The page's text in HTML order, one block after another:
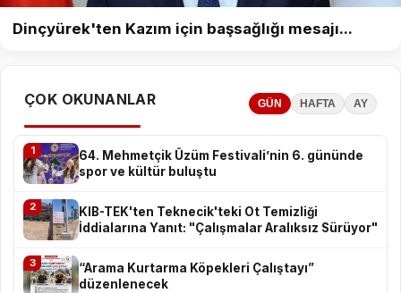
Dinçyürek'ten Kazım için başsağlığı mesajı...
ÇOK OKUNANLAR GÜN HAFTA AY
1
64. Mehmetçik Üzüm Festivali’nin 6. gününde
spor ve kültür buluştu
2
KIB-TEK'ten Teknecik'teki Ot Temizliği
İddialarına Yanıt: "Çalışmalar Aralıksız Sürüyor"
3
“Arama Kurtarma Köpekleri Çalıştayı”
düzenlenecek